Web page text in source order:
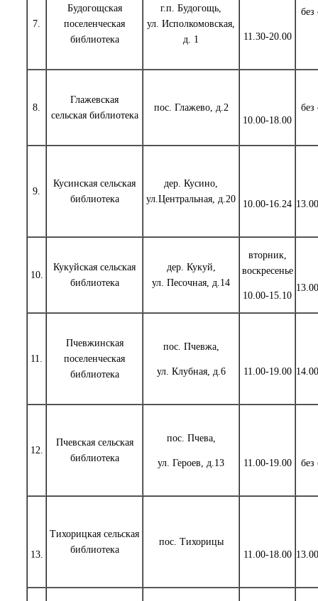
7.
Будогощская
поселенческая
библиотека
г.п. Будогощь,
ул. Исполкомовская,
д. 1
11.30-20.00
без
8.
Глажевская
сельская библиотека
пос. Глажево, д.2
10.00-18.00
без
9.
Кусинская сельская
библиотека
дер. Кусино,
ул.Центральная, д.20
10.00-16.24
10.
Кукуйская сельская
библиотека
дер. Кукуй,
ул. Песочная, д.14
вторник,
воскресенье
10.00-15.10
11.
Пчевжинская
поселенческая
библиотека
пос. Пчевжа,
ул. Клубная, д.6 11.00-19.00
12.
Пчевская сельская
библиотека
пос. Пчева,
ул. Героев, д.13 11.00-19.00 без
13.
Тихорицкая сельская
библиотека
пос. Тихорицы
11.00-18.00